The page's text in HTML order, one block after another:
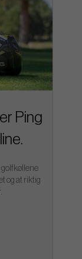
Ping
golfkøllene
og at riktig